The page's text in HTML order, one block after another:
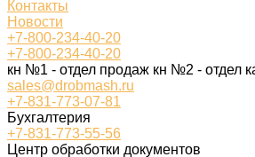
Контакты
Новости
+7-800-234-40-20
+7-800-234-40-20
кн №1 - отдел продаж кн №2 - отдел
sales@drobmash.ru
+7-831-773-07-81
Бухгалтерия
+7-831-773-55-56
Центр обработки документов